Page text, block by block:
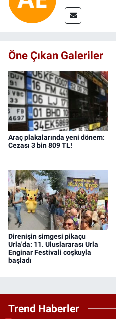
Öne Çıkan Galeriler
Araç plakalarında yeni dönem:
Cezası 3 bin 809 TL!
Direnişin simgesi pikaçu
Urla'da: 11. Uluslararası Urla
Enginar Festivali coşkuyla
başladı
Trend Haberler